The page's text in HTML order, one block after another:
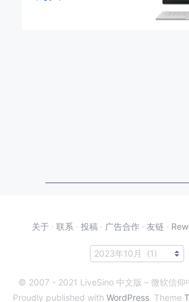
关于 · 联系 · 投稿 · 广告合作 · 友链 ·
© 2007 - 2021 LiveSino 中文版 – 微软信仰
Proudly published with WordPress. Theme